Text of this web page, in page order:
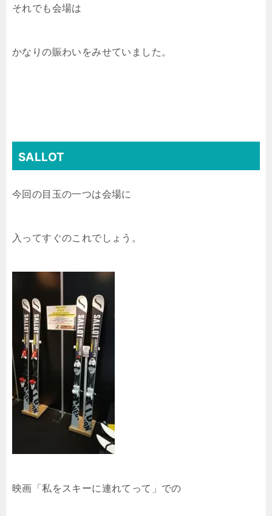
それでも会場は
かなりの賑わいをみせていました。
SALLOT
今回の目玉の一つは会場に
入ってすぐのこれでしょう。
映画「私をスキーに連れてって」での